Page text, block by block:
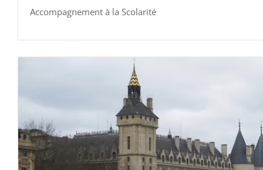
Accompagnement à la Scolarité